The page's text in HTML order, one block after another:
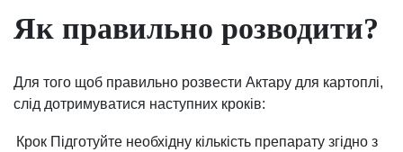
Як правильно розводити?
Для того щоб правильно розвести Актару для картоплі,
слід дотримуватися наступних кроків:
Крок Підготуйте необхідну кількість препарату згідно з